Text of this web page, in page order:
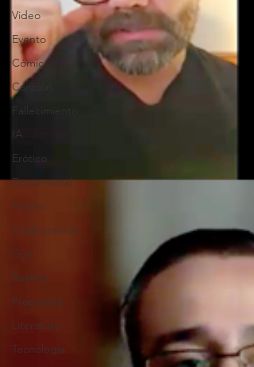
Video
Evento
Cómic
Canción
IA
Erótico
Documental
Anime
Colaboración
Gira
Reseña
Propuesta
Literatura
Tecnología